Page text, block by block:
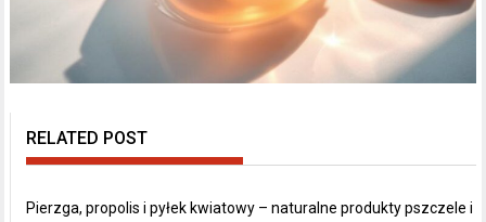
RELATED POST
Pierzga, propolis i pyłek kwiatowy – naturalne produkty pszczele i